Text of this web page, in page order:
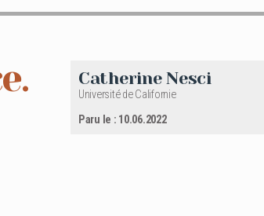
Catherine Nesci
Université de Californie
Paru le : 10.06.2022